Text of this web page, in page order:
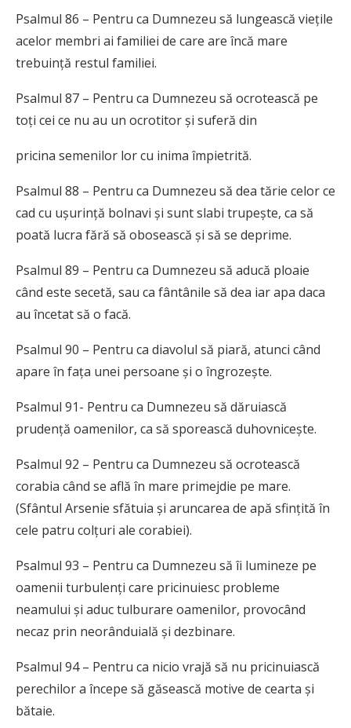
Psalmul 86 – Pentru ca Dumnezeu să lungească viețile
acelor membri ai familiei de care are încă mare
trebuință restul familiei.
Psalmul 87 – Pentru ca Dumnezeu să ocrotească pe
toți cei ce nu au un ocrotitor și suferă din
pricina semenilor lor cu inima împietrită.
Psalmul 88 – Pentru ca Dumnezeu să dea tărie celor ce
cad cu ușurință bolnavi și sunt slabi trupește, ca să
poată lucra fără să obosească și să se deprime.
Psalmul 89 – Pentru ca Dumnezeu să aducă ploaie
când este secetă, sau ca fântânile să dea iar apa daca
au încetat să o facă.
Psalmul 90 – Pentru ca diavolul să piară, atunci când
apare în fața unei persoane și o îngrozește.
Psalmul 91- Pentru ca Dumnezeu să dăruiască
prudență oamenilor, ca să sporească duhovnicește.
Psalmul 92 – Pentru ca Dumnezeu să ocrotească
corabia când se află în mare primejdie pe mare.
(Sfântul Arsenie sfătuia și aruncarea de apă sfințită în
cele patru colțuri ale corabiei).
Psalmul 93 – Pentru ca Dumnezeu să îi lumineze pe
oamenii turbulenți care pricinuiesc probleme
neamului și aduc tulburare oamenilor, provocând
necaz prin neorânduială și dezbinare.
Psalmul 94 – Pentru ca nicio vrajă să nu pricinuiască
perechilor a începe să găsească motive de cearta și
bătaie.